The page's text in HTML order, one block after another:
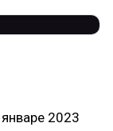
январе 2023